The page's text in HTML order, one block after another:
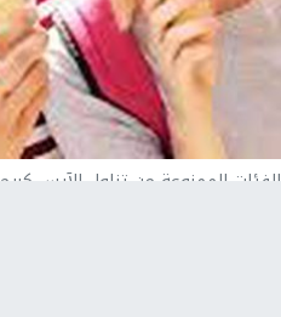
الفئات الممنوعة من تناول الآيس كريم